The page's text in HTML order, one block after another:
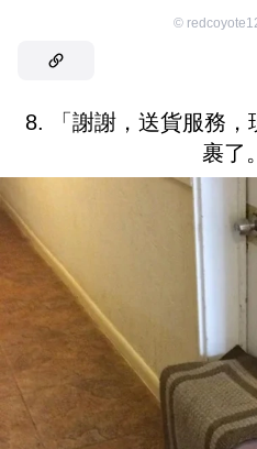
©
8. 「謝謝，送貨服務
裹了